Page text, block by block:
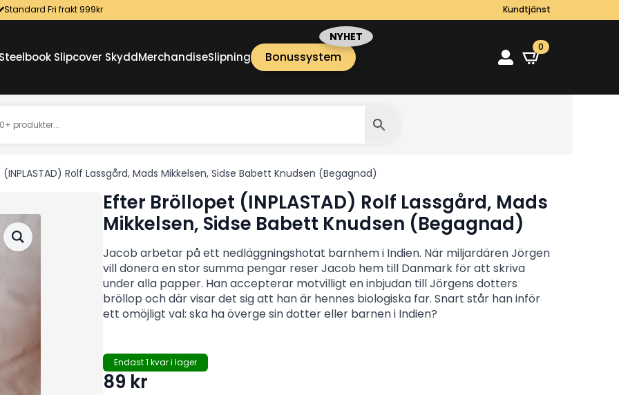
Standard Fri frakt 999kr Kundtjänst
Slipcover SkyddMerchandiseSlipning Bonussystem
0
Rolf Lassgård, Mads Mikkelsen, Sidse Babett Knudsen (Begagnad)
Efter Bröllopet (INPLASTAD) Rolf Lassgård, Mads
Mikkelsen, Sidse Babett Knudsen (Begagnad)
Jacob arbetar på ett nedläggningshotat barnhem i Indien. När miljardären Jörgen
vill donera en stor summa pengar reser Jacob hem till Danmark för att skriva
under alla papper. Han accepterar motvilligt en inbjudan till Jörgens dotters
bröllop och där visar det sig att han är hennes biologiska far. Snart står han inför
ett omöjligt val: ska ha överge sin dotter eller barnen i Indien?
Endast 1 kvar i lager
89 kr